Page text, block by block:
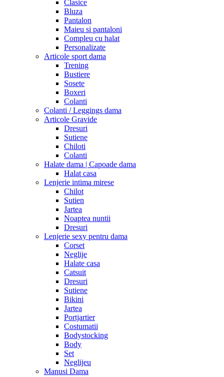
Clasice
Bluza
Pantalon
Maieu si pantaloni
Compleu cu halat
Personalizate
Articole sport dama
Trening
Bustiere
Sosete
Boxeri
Colanti
Colanti / Leggings dama
Articole Gravide
Dresuri
Sutiene
Chiloti
Colanti
Halate dama | Capoade dama
Halat casa
Lenjerie intima mirese
Chilot
Sutien
Jartea
Noaptea nuntii
Dresuri
Lenjerie sexy pentru dama
Corset
Neglije
Halate casa
Catsuit
Dresuri
Sutiene
Bikini
Jartea
Portjartier
Costumatii
Bodystocking
Body
Set
Neglijeu
Manusi Dama